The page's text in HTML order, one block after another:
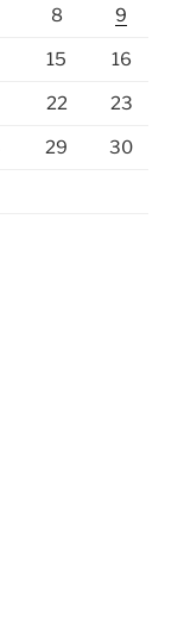
8 9
15 16
22 23
29 30